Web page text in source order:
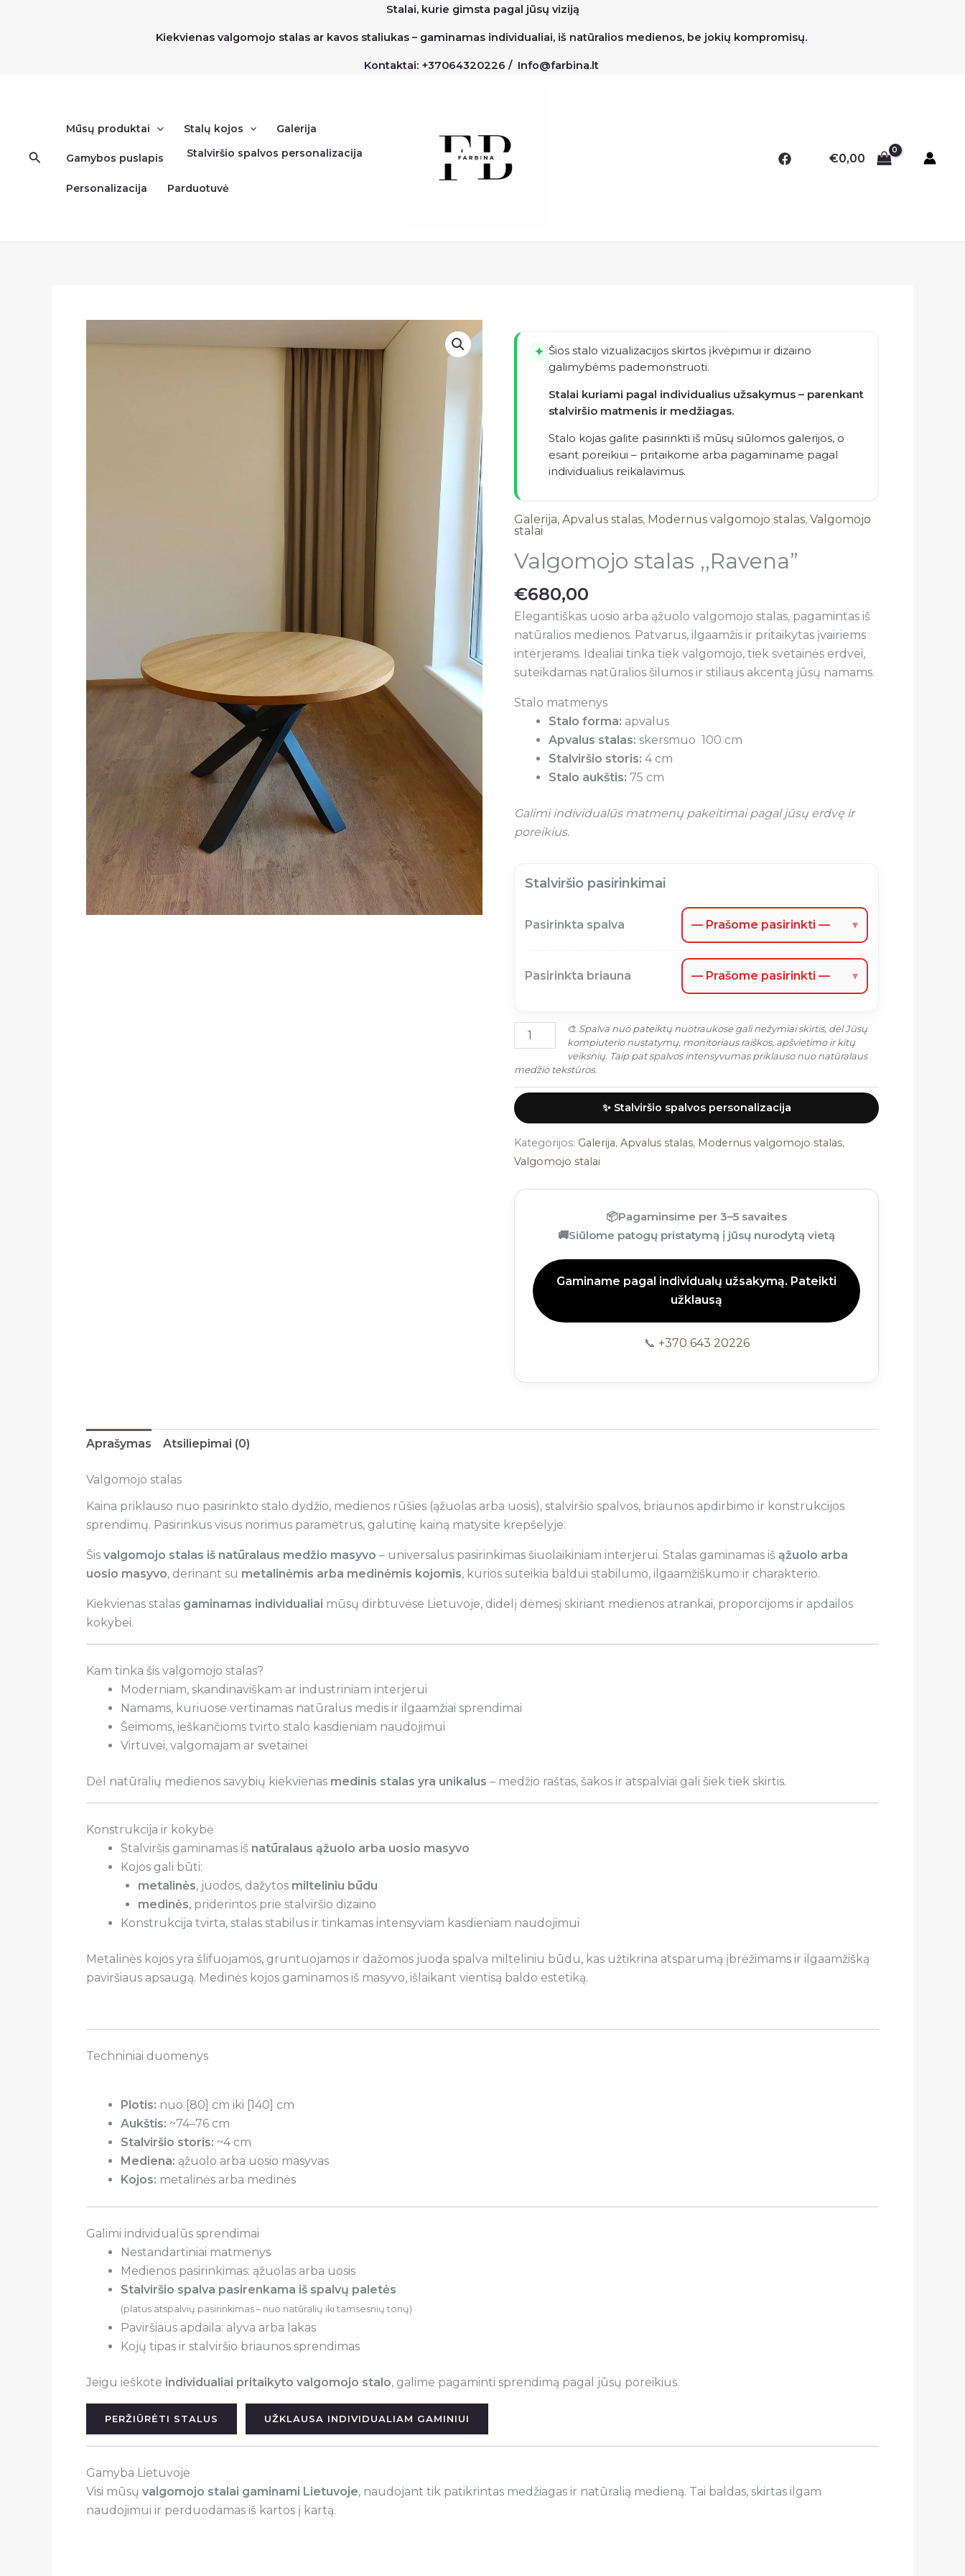
Stalai, kurie gimsta pagal jūsų viziją
Kiekvienas valgomojo stalas ar kavos staliukas – gaminamas individualiai, iš natūralios medienos, be jokių kompromisų.
Kontaktai: +37064320226 / Info@farbina.lt
Paieška
Mūsų produktai Stalų kojos Galerija
Gamybos puslapis Stalviršio spalvos personalizacija
Personalizacija Parduotuvė
€0,00
✦ Šios stalo vizualizacijos skirtos įkvėpimui ir dizaino
galimybėms pademonstruoti.
Stalai kuriami pagal individualius užsakymus – parenkant
stalviršio matmenis ir medžiagas.
Stalo kojas galite pasirinkti iš mūsų siūlomos galerijos, o
esant poreikiui – pritaikome arba pagaminame pagal
individualius reikalavimus.
Galerija,Apvalus stalas, Modernus valgomojo stalas,Valgomojo
stalai
Valgomojo stalas ,,Ravena”
€680,00
Elegantiškas uosio arba ąžuolo valgomojo stalas, pagamintas iš
natūralios medienos. Patvarus, ilgaamžis ir pritaikytas įvairiems
interjerams. Idealiai tinka tiek valgomojo, tiek svetainės erdvei,
suteikdamas natūralios šilumos ir stiliaus akcentą jūsų namams.
Stalo matmenys
Stalo forma: apvalus
Apvalus stalas: skersmuo 100 cm
Stalviršio storis: 4 cm
Stalo aukštis: 75 cm
Galimi individualūs matmenų pakeitimai pagal jūsų erdvę ir
poreikius.
Stalviršio pasirinkimai
Pasirinkta spalva — Prašome pasirinkti — ▾
Pasirinkta briauna — Prašome pasirinkti — ▾
kiekis:
Valgomojo
,,Ravena''
🎨 Spalva nuo pateiktų nuotraukose gali nežymiai skirtis, dėl Jūsų
kompiuterio nustatymų, monitoriaus raiškos, apšvietimo ir kitų
veiksnių. Taip pat spalvos intensyvumas priklauso nuo natūralaus
medžio tekstūros.
✨ Stalviršio spalvos personalizacija
Kategorijos: Galerija,Apvalus stalas, Modernus valgomojo stalas,
Valgomojo stalai
📦Pagaminsime per 3–5 savaites
🚚Siūlome patogų pristatymą į jūsų nurodytą vietą
Gaminame pagal individualų užsakymą. Pateikti
užklausą
📞 +370 643 20226
Aprašymas Atsiliepimai (0)
Valgomojo stalas
Kaina priklauso nuo pasirinkto stalo dydžio, medienos rūšies (ąžuolas arba uosis), stalviršio spalvos, briaunos apdirbimo ir konstrukcijos
sprendimų. Pasirinkus visus norimus parametrus, galutinę kainą matysite krepšelyje.
Šis valgomojo stalas iš natūralaus medžio masyvo – universalus pasirinkimas šiuolaikiniam interjerui. Stalas gaminamas iš ąžuolo arba
uosio masyvo, derinant su metalinėmis arba medinėmis kojomis, kurios suteikia baldui stabilumo, ilgaamžiškumo ir charakterio.
Kiekvienas stalas gaminamas individualiai mūsų dirbtuvėse Lietuvoje, didelį dėmesį skiriant medienos atrankai, proporcijoms ir apdailos
kokybei.
Kam tinka šis valgomojo stalas?
Moderniam, skandinaviškam ar industriniam interjerui
Namams, kuriuose vertinamas natūralus medis ir ilgaamžiai sprendimai
Šeimoms, ieškančioms tvirto stalo kasdieniam naudojimui
Virtuvei, valgomajam ar svetainei
Dėl natūralių medienos savybių kiekvienas medinis stalas yra unikalus – medžio raštas, šakos ir atspalviai gali šiek tiek skirtis.
Konstrukcija ir kokybė
Stalviršis gaminamas iš natūralaus ąžuolo arba uosio masyvo
Kojos gali būti:
metalinės, juodos, dažytos milteliniu būdu
medinės, priderintos prie stalviršio dizaino
Konstrukcija tvirta, stalas stabilus ir tinkamas intensyviam kasdieniam naudojimui
Metalinės kojos yra šlifuojamos, gruntuojamos ir dažomos juoda spalva milteliniu būdu, kas užtikrina atsparumą įbrėžimams ir ilgaamžišką
paviršiaus apsaugą. Medinės kojos gaminamos iš masyvo, išlaikant vientisą baldo estetiką.
Techniniai duomenys
Plotis: nuo [80] cm iki [140] cm
Aukštis: ~74–76 cm
Stalviršio storis: ~4 cm
Mediena: ąžuolo arba uosio masyvas
Kojos: metalinės arba medinės
Galimi individualūs sprendimai
Nestandartiniai matmenys
Medienos pasirinkimas: ąžuolas arba uosis
Stalviršio spalva pasirenkama iš spalvų paletės
(platus atspalvių pasirinkimas – nuo natūralių iki tamsesnių tonų)
Paviršiaus apdaila: alyva arba lakas
Kojų tipas ir stalviršio briaunos sprendimas
Jeigu ieškote individualiai pritaikyto valgomojo stalo, galime pagaminti sprendimą pagal jūsų poreikius.
PERŽIŪRĖTI STALUS UŽKLAUSA INDIVIDUALIAM GAMINIUI
Gamyba Lietuvoje
Visi mūsų valgomojo stalai gaminami Lietuvoje, naudojant tik patikrintas medžiagas ir natūralią medieną. Tai baldas, skirtas ilgam
naudojimui ir perduodamas iš kartos į kartą.